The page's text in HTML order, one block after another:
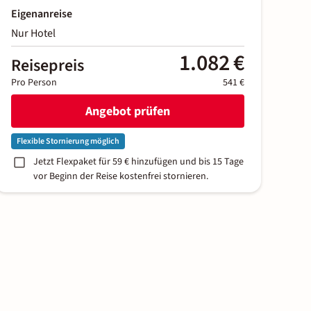
Eigenanreise
Nur Hotel
Reisepreis 1.082 €
Pro Person 541 €
Angebot prüfen
Flexible Stornierung möglich
Jetzt Flexpaket für 59 € hinzufügen und bis 15 Tage
vor Beginn der Reise kostenfrei stornieren.